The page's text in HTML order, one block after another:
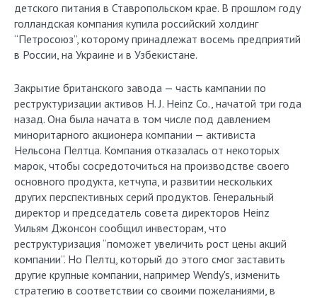
детского питания в Ставропольском крае. В прошлом году
голландская компания купила российский холдинг
“Петросоюз”, которому принадлежат восемь предприятий
в России, на Украине и в Узбекистане.
Закрытие британского завода — часть кампании по
реструктуризации активов H. J. Heinz Co., начатой три года
назад. Она была начата в том числе под давлением
миноритарного акционера компании — активиста
Нельсона Пелтца. Компания отказалась от некоторых
марок, чтобы сосредоточиться на производстве своего
основного продукта, кетчупа, и развитии нескольких
других перспективных серий продуктов. Генеральный
директор и председатель совета директоров Heinz
Уильям Джонсон сообщил инвесторам, что
реструктуризация “поможет увеличить рост цены акций
компании”. Но Пелтц, который до этого смог заставить
другие крупные компании, например Wendy's, изменить
стратегию в соответствии со своими пожеланиями, в